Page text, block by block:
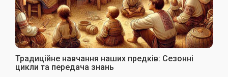
Традиційне навчання наших предків: Сезонні
цикли та передача знань